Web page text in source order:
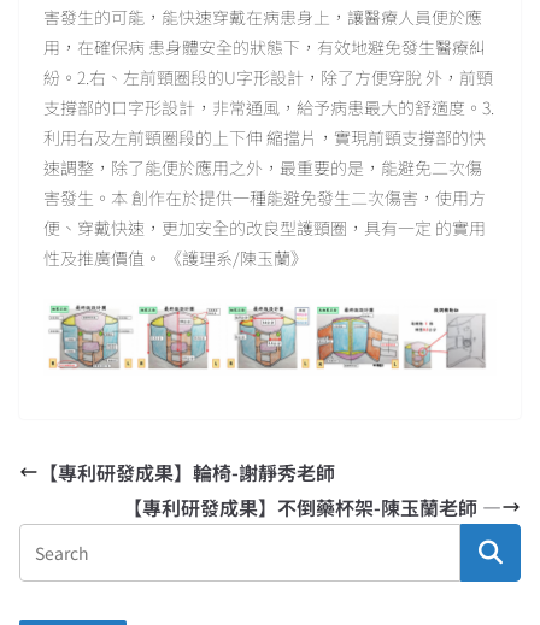
害發生的可能，能快速穿戴在病患身上，讓醫療人員便於應
用，在確保病 患身體安全的狀態下，有效地避免發生醫療糾
紛。2.右、左前頸圈段的U字形設計，除了方便穿脫 外，前頸
支撐部的口字形設計，非常通風，給予病患最大的舒適度。3.
利用右及左前頸圈段的上下伸 縮擋片，實現前頸支撐部的快
速調整，除了能便於應用之外，最重要的是，能避免二次傷
害發生。本 創作在於提供一種能避免發生二次傷害，使用方
便、穿戴快速，更加安全的改良型護頸圈，具有一定 的實用
性及推廣價值。 《護理系/陳玉蘭》
【專利研發成果】輪椅-謝靜秀老師
【專利研發成果】不倒藥杯架-陳玉蘭老師 —